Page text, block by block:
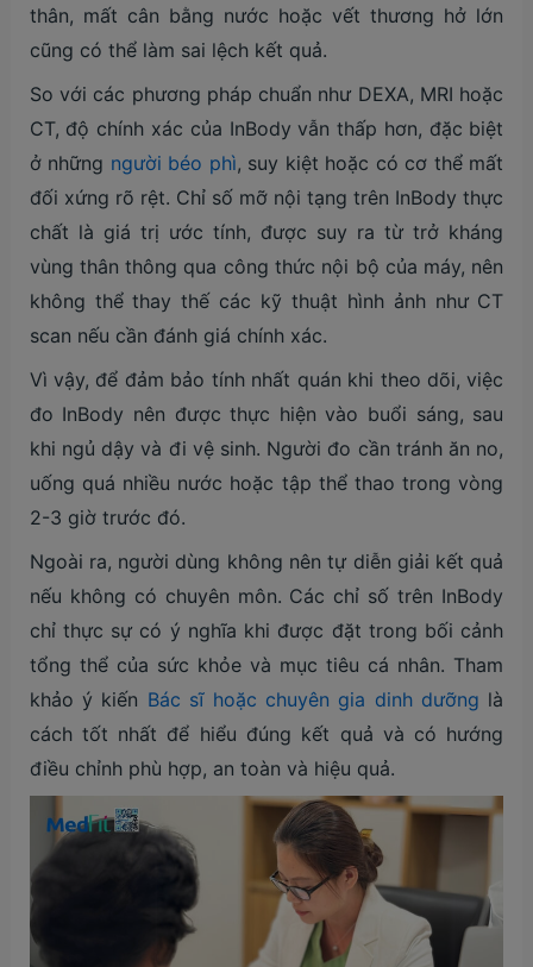
thân, mất cân bằng nước hoặc vết thương hở lớn
cũng có thể làm sai lệch kết quả.
So với các phương pháp chuẩn như DEXA, MRI hoặc
CT, độ chính xác của InBody vẫn thấp hơn, đặc biệt
ở những người béo phì, suy kiệt hoặc có cơ thể mất
đối xứng rõ rệt. Chỉ số mỡ nội tạng trên InBody thực
chất là giá trị ước tính, được suy ra từ trở kháng
vùng thân thông qua công thức nội bộ của máy, nên
không thể thay thế các kỹ thuật hình ảnh như CT
scan nếu cần đánh giá chính xác.
Vì vậy, để đảm bảo tính nhất quán khi theo dõi, việc
đo InBody nên được thực hiện vào buổi sáng, sau
khi ngủ dậy và đi vệ sinh. Người đo cần tránh ăn no,
uống quá nhiều nước hoặc tập thể thao trong vòng
2-3 giờ trước đó.
Ngoài ra, người dùng không nên tự diễn giải kết quả
nếu không có chuyên môn. Các chỉ số trên InBody
chỉ thực sự có ý nghĩa khi được đặt trong bối cảnh
tổng thể của sức khỏe và mục tiêu cá nhân. Tham
khảo ý kiến Bác sĩ hoặc chuyên gia dinh dưỡng là
cách tốt nhất để hiểu đúng kết quả và có hướng
điều chỉnh phù hợp, an toàn và hiệu quả.